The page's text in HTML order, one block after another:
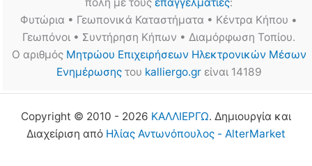
Φυτώρια • Γεωπονικά Καταστήματα • Κέντρα Κήπου •
Γεωπόνοι • Συντήρηση Κήπων • Διαμόρφωση Τοπίου.
Ο αριθμός Μητρώου Επιχειρήσεων Ηλεκτρονικών Μέσων
Ενημέρωσηςτου kalliergo.grείναι 14189
Copyright © 2010 - 2026 ΚΑΛΛΙΕΡΓΩ. Δημιουργία και
Διαχείριση από Ηλίας Αντωνόπουλος - AlterMarket